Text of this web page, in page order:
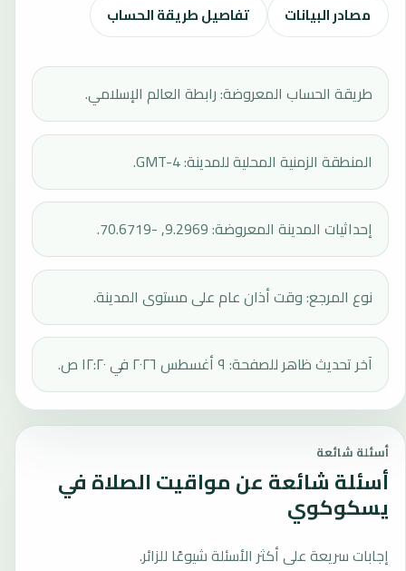
مصادر البيانات تفاصيل طريقة الحساب
طريقة الحساب المعروضة: رابطة العالم الإسلامي.
المنطقة الزمنية المحلية للمدينة: GMT-4.
إحداثيات المدينة المعروضة: 9.2969, -70.6719.
نوع المرجع: وقت أذان عام على مستوى المدينة.
آخر تحديث ظاهر للصفحة: ٩ أغسطس ٢٠٢٦ في ١٢:٢٠ ص.
أسئلة شائعة
أسئلة شائعة عن مواقيت الصلاة في
يسكوكوي
إجابات سريعة على أكثر الأسئلة شيوعًا للزائر.